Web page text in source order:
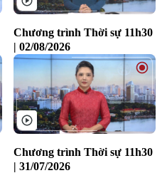
Chương trình Thời sự 11h30
| 02/08/2026
Chương trình Thời sự 11h30
| 31/07/2026